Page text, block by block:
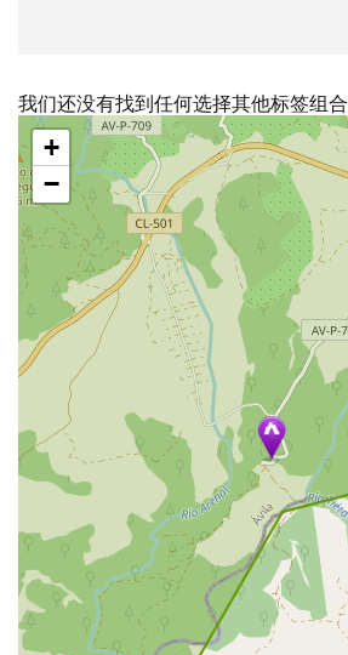
我们还没有找到任何选择其他标签组合
跳
过
地
图
+
−